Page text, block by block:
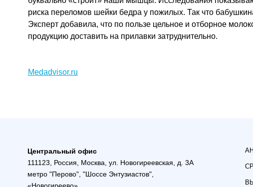
риска переломов шейки бедра у пожилых. Так что
Эксперт добавила, что по пользе цельное и отборное
продукцию доставить на прилавки затруднительно.
Medadvisor.ru
Центральный офис
111123, Россия, Москва, ул. Новогиреевская, д. 3А
метро "Перово", "Шоссе Энтузиастов",